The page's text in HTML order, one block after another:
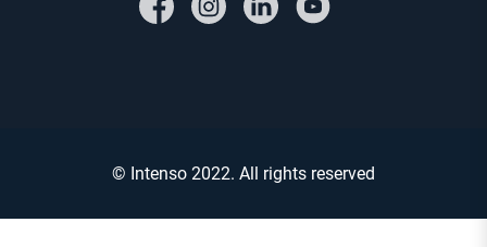
© Intenso 2022. All rights reserved